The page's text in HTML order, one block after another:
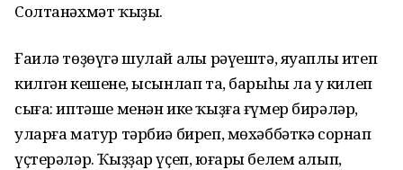
Солтанәхмәт ҡыҙы.
Ғаилә төҙөүгә шулай аңлы рәүештә, яуаплы итеп
килгән кешенең, ысынлап та, барыһы ла уң килеп
сыға: иптәше менән ике ҡыҙға ғүмер бирәләр,
уларға матур тәрбиә биреп, мөхәббәткә сорнап
үҫтерәләр. Ҡыҙҙар үҫеп, юғары белем алып,